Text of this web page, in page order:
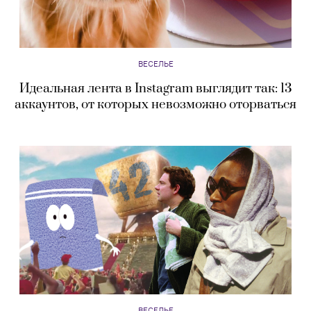
ВЕСЕЛЬЕ
Идеальная лента в Instagram выглядит так: 13
аккаунтов, от которых невозможно оторваться